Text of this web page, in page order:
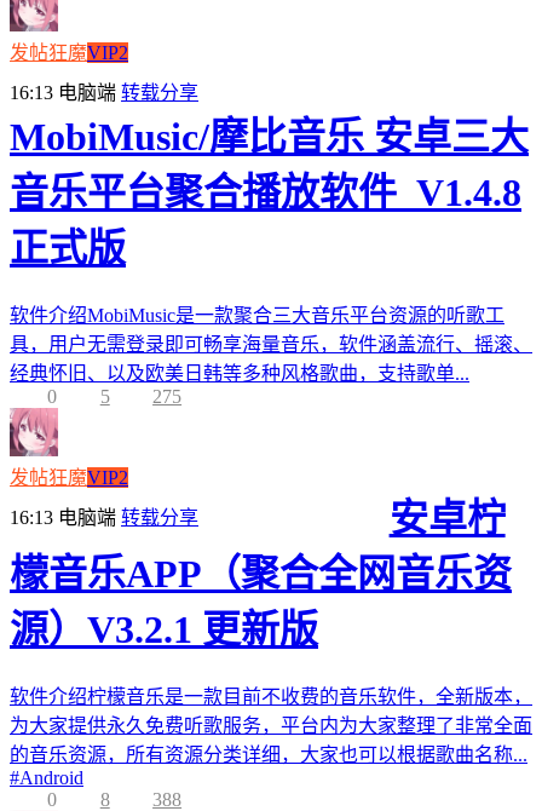
发帖狂魔VIP2
16:13 电脑端 转载分享
MobiMusic/摩比音乐 安卓三大
音乐平台聚合播放软件_V1.4.8
正式版
软件介绍MobiMusic是一款聚合三大音乐平台资源的听歌工
具，用户无需登录即可畅享海量音乐，软件涵盖流行、摇滚、
经典怀旧、以及欧美日韩等多种风格歌曲，支持歌单...
0
5 275
发帖狂魔VIP2
16:13 电脑端 转载分享
安卓柠
檬音乐APP（聚合全网音乐资
源）V3.2.1 更新版
软件介绍柠檬音乐是一款目前不收费的音乐软件，全新版本，
为大家提供永久免费听歌服务，平台内为大家整理了非常全面
的音乐资源，所有资源分类详细，大家也可以根据歌曲名称...
#Android
0
8 388